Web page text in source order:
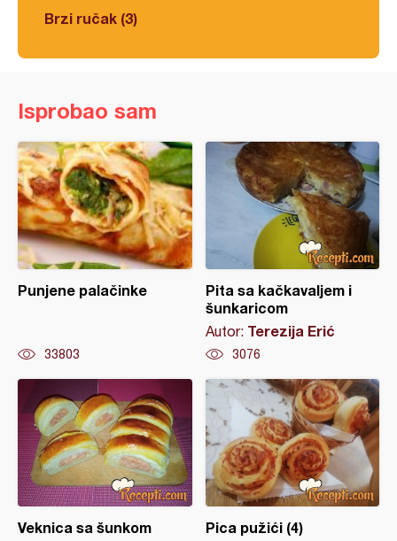
Brzi ručak (3)
Isprobao sam
Punjene palačinke
33803
Pita sa kačkavaljem i
šunkaricom
Autor: Terezija Erić
3076
Veknica sa šunkom Pica pužići (4)